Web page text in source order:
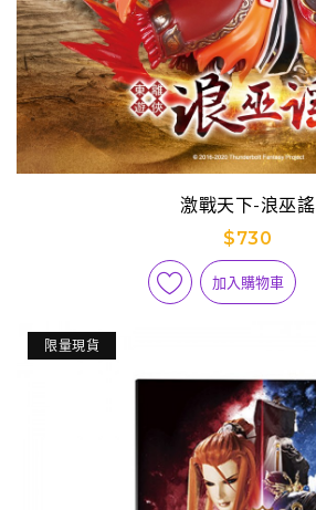
激戰天下-浪巫謠
$730
加入購物車
限量現貨